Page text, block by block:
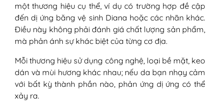
một thương hiệu cụ thể, ví dụ có trường hợp đề cập
đến dị ứng băng vệ sinh Diana hoặc các nhãn khác.
Điều này không phải đánh giá chất lượng sản phẩm,
mà phản ánh sự khác biệt của từng cơ địa.
Mỗi thương hiệu sử dụng công nghệ, loại bề mặt, keo
dán và mùi hương khác nhau; nếu da bạn nhạy cảm
với bất kỳ thành phần nào, phản ứng dị ứng có thể
xảy ra.